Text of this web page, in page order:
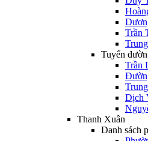
Trần
Tuyến
Trần
Dịch
Thanh Xuân
Danh sách